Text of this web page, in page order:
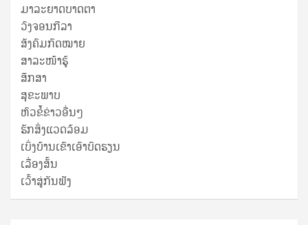
ມາລະຍາດບາດຕາ
ວົງຈອນກີລາ
ສັງຄົມກົດໝາຍ
ສາລະໜ້າຮູ້
ສຶກສາ
ສຸ​ຂະ​ພາບ
ຫົວຂໍ້ຂ່າວອື່ນໆ
ຮັກສິ່ງແວດລ້ອມ
ເບິ່ງບ້ານເຂົາເອົາບົດຮຽນ
ເລື່ອງສັ້ນ
ເວົ້າສູ່ກັນຟັງ